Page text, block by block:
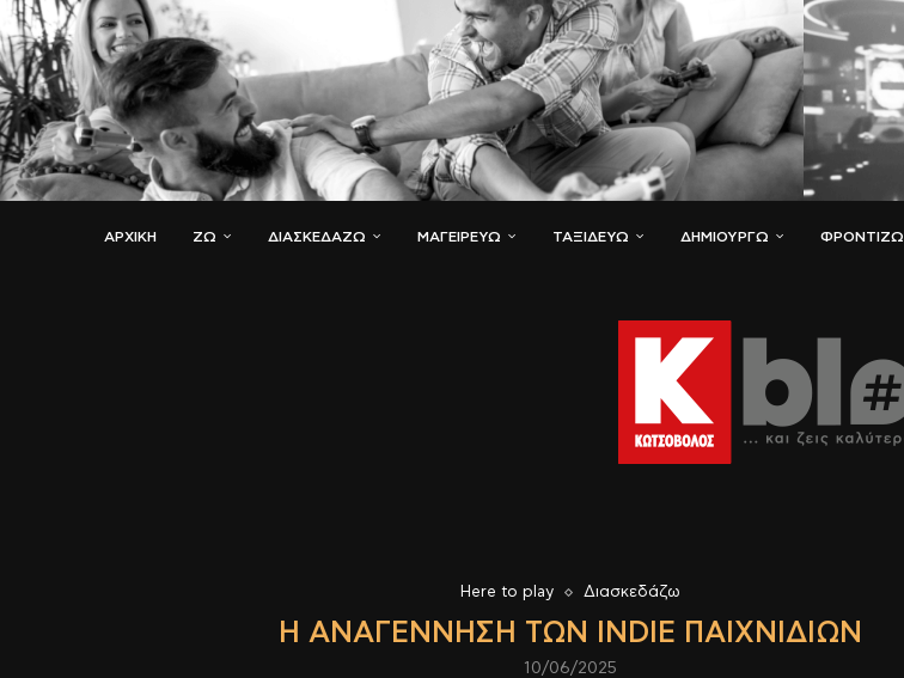
ΑΡΧΙΚΗ ΖΏ ΔΙΑΣΚΕΔΆΖΩ ΜΑΓΕΙΡΕΎΩ ΤΑΞΙΔΕΎΩ ΔΗΜΙΟΥΡΓΏ ΦΡΟΝΤΊΖΩ
Here to play Διασκεδάζω
Η ΑΝΑΓΈΝΝΗΣΗ ΤΩΝ INDIE ΠΑΙΧΝΙΔΙΏΝ
10/06/2025